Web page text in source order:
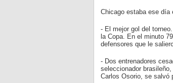
Chicago estaba ese día
- El mejor gol del
la Copa. En el minuto
defensores que le
- Dos entrenadores
seleccionador
Carlos Osorio, se salvó